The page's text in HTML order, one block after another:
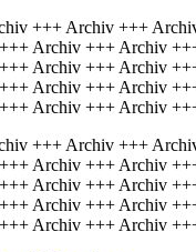
+++ Archiv +++
Archiv +++ Archiv
Archiv +++ Archiv
Archiv +++ Archiv
Archiv +++ Archiv
+++ Archiv +++
Archiv +++ Archiv
Archiv +++ Archiv
Archiv +++ Archiv
Archiv +++ Archiv